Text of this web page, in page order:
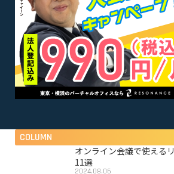
COLUMN
オンライン会議で使える
11選
2024.08.06